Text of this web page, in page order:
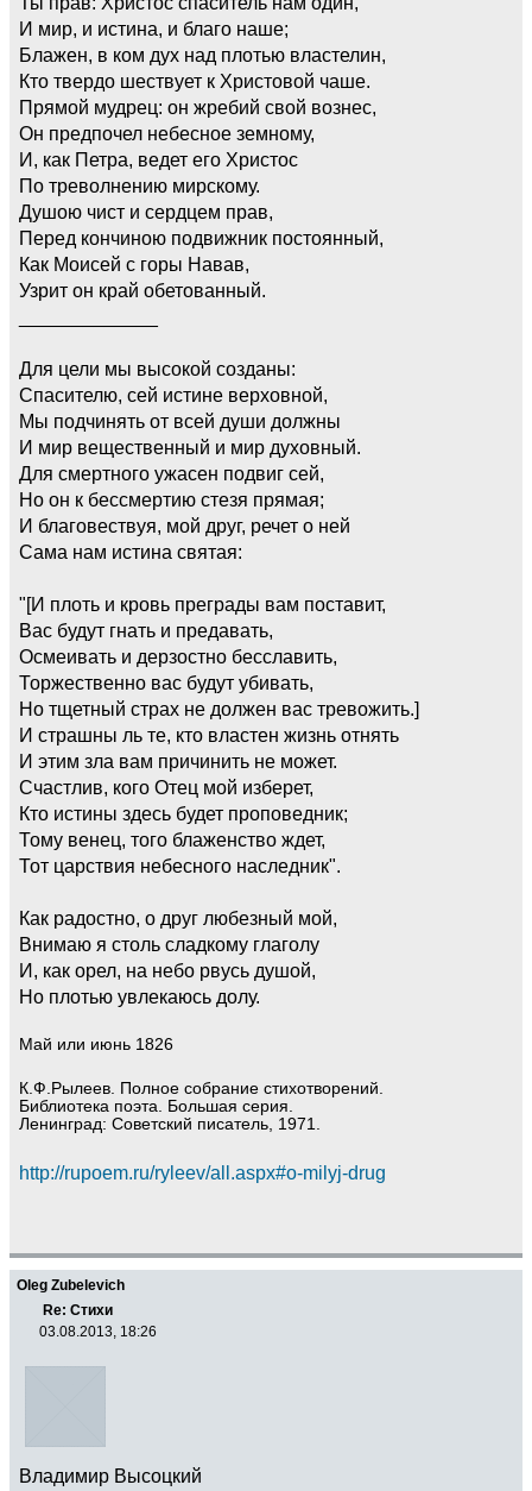
И мир, и истина, и благо наше;
Блажен, в ком дух над плотью властелин,
Кто твердо шествует к Христовой чаше.
Прямой мудрец: он жребий свой вознес,
Он предпочел небесное земному,
И, как Петра, ведет его Христос
По треволнению мирскому.
Душою чист и сердцем прав,
Перед кончиною подвижник постоянный,
Как Моисей с горы Навав,
Узрит он край обетованный.
Для цели мы высокой созданы:
Спасителю, сей истине верховной,
Мы подчинять от всей души должны
И мир вещественный и мир духовный.
Для смертного ужасен подвиг сей,
Но он к бессмертию стезя прямая;
И благовествуя, мой друг, речет о ней
Сама нам истина святая:
"[И плоть и кровь преграды вам поставит,
Вас будут гнать и предавать,
Осмеивать и дерзостно бесславить,
Торжественно вас будут убивать,
Но тщетный страх не должен вас тревожить.]
И страшны ль те, кто властен жизнь отнять
И этим зла вам причинить не может.
Счастлив, кого Отец мой изберет,
Кто истины здесь будет проповедник;
Тому венец, того блаженство ждет,
Тот царствия небесного наследник".
Как радостно, о друг любезный мой,
Внимаю я столь сладкому глаголу
И, как орел, на небо рвусь душой,
Но плотью увлекаюсь долу.
Май или июнь 1826
К.Ф.Рылеев. Полное собрание стихотворений.
Библиотека поэта. Большая серия.
Ленинград: Советский писатель, 1971.
http://rupoem.ru/ryleev/all.aspx#o-milyj-drug
Oleg Zubelevich
Re: Стихи
03.08.2013, 18:26
Владимир Высоцкий